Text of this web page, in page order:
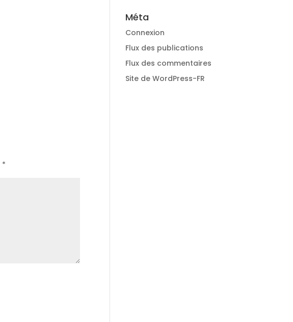
*
Méta
Connexion
Flux des publications
Flux des commentaires
Site de WordPress-FR